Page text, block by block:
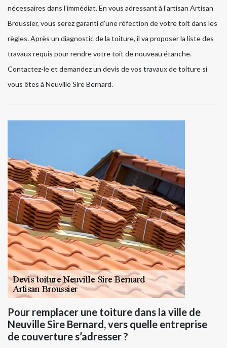
nécessaires dans l’immédiat. En vous adressant à l’artisan Artisan
Broussier, vous serez garanti d’une réfection de votre toit dans les
règles. Après un diagnostic de la toiture, il va proposer la liste des
travaux requis pour rendre votre toit de nouveau étanche.
Contactez-le et demandez un devis de vos travaux de toiture si
vous êtes à Neuville Sire Bernard.
Pour remplacer une toiture dans la ville de
Neuville Sire Bernard, vers quelle entreprise
de couverture s’adresser ?